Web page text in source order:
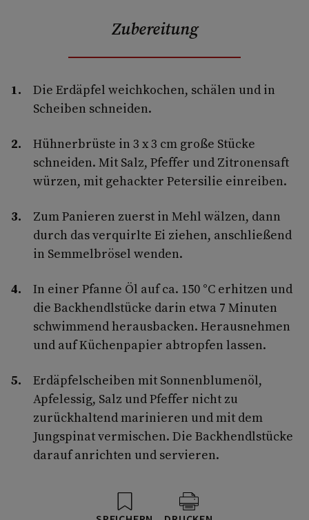
Zubereitung
Die Erdäpfel weichkochen, schälen und in
Scheiben schneiden.
Hühnerbrüste in 3 x 3 cm große Stücke
schneiden. Mit Salz, Pfeffer und Zitronensaft
würzen, mit gehackter Petersilie einreiben.
Zum Panieren zuerst in Mehl wälzen, dann
durch das verquirlte Ei ziehen, anschließend
in Semmelbrösel wenden.
In einer Pfanne Öl auf ca. 150 °C erhitzen und
die Backhendlstücke darin etwa 7 Minuten
schwimmend herausbacken. Herausnehmen
und auf Küchenpapier abtropfen lassen.
Erdäpfelscheiben mit Sonnenblumenöl,
Apfelessig, Salz und Pfeffer nicht zu
zurückhaltend marinieren und mit dem
Jungspinat vermischen. Die Backhendlstücke
darauf anrichten und servieren.